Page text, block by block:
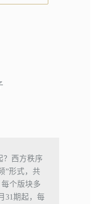
？西方秩序
”形式，共
个版块多
31期起，每